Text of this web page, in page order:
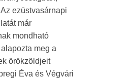
ezüstvasárnapi
már
mondható
meg a
örökzöldjeit
Éva és Végvári